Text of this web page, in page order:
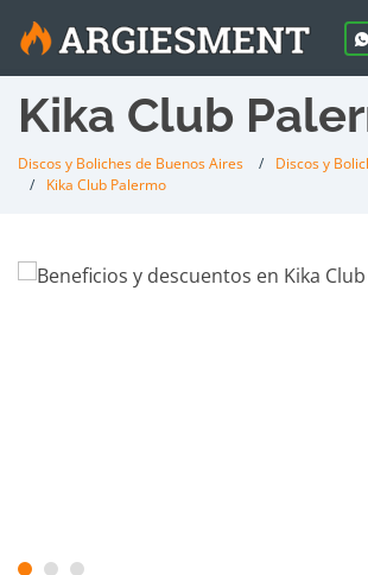
Kika Club
Discos y Boliches de Buenos Aires
Discos y
Kika Club Palermo